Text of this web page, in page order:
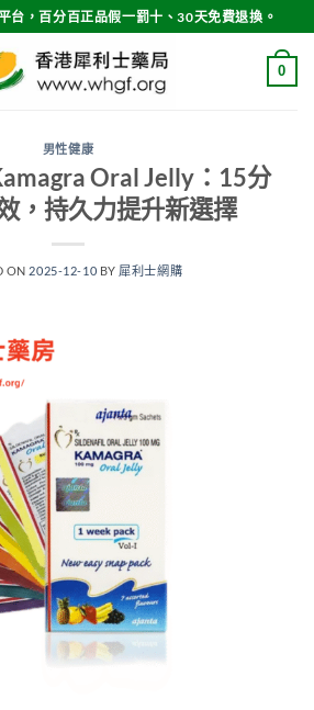
台，百分百正品假一罰十、30天免費退換。
0
男性健康
Oral Jelly：15分
，持久力提升新選擇
ON 2025-12-10 BY 犀利士網購